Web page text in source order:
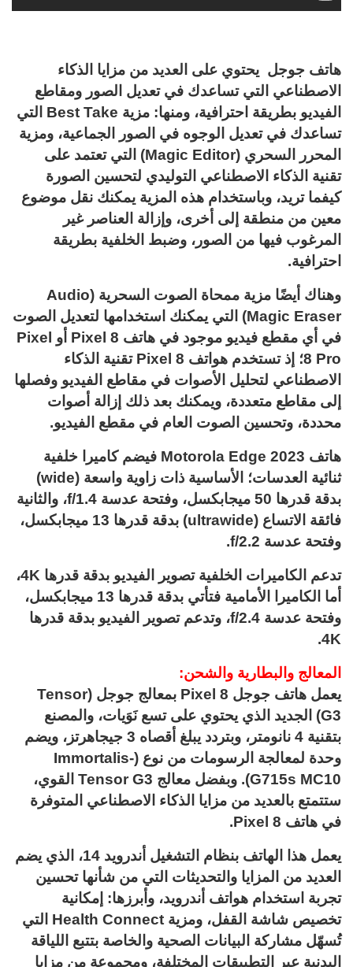
هاتف جوجل يحتوي على العديد من مزايا الذكاء
الاصطناعي التي تساعدك في تعديل الصور ومقاطع
الفيديو بطريقة احترافية، ومنها: مزية Best Take التي
تساعدك في تعديل الوجوه في الصور الجماعية، ومزية
المحرر السحري (Magic Editor) التي تعتمد على
تقنية الذكاء الاصطناعي التوليدي لتحسين الصورة
كيفما تريد، وباستخدام هذه المزية يمكنك نقل موضوع
معين من منطقة إلى أخرى، وإزالة العناصر غير
المرغوب فيها من الصور، وضبط الخلفية بطريقة
احترافية.
وهناك أيضًا مزية ممحاة الصوت السحرية (Audio
Magic Eraser) التي يمكنك استخدامها لتعديل الصوت
في أي مقطع فيديو موجود في هاتف Pixel 8 أو Pixel
8 Pro؛ إذ تستخدم هواتف Pixel 8 تقنية الذكاء
الاصطناعي لتحليل الأصوات في مقاطع الفيديو وفصلها
إلى مقاطع متعددة، ويمكنك بعد ذلك إزالة أصوات
محددة، وتحسين الصوت العام في مقطع الفيديو.
هاتف Motorola Edge 2023 فيضم كاميرا خلفية
ثنائية العدسات؛ الأساسية ذات زاوية واسعة (wide)
بدقة قدرها 50 ميجابكسل، وفتحة عدسة f/1.4، والثانية
فائقة الاتساع (ultrawide) بدقة قدرها 13 ميجابكسل،
وفتحة عدسة f/2.2.
تدعم الكاميرات الخلفية تصوير الفيديو بدقة قدرها 4K،
أما الكاميرا الأمامية فتأتي بدقة قدرها 13 ميجابكسل،
وفتحة عدسة f/2.4، وتدعم تصوير الفيديو بدقة قدرها
4K.
المعالج والبطارية والشحن:
يعمل هاتف جوجل Pixel 8 بمعالج جوجل (Tensor
G3) الجديد الذي يحتوي على تسع نَوَيات، والمصنع
بتقنية 4 نانومتر، وبتردد يبلغ أقصاه 3 جيجاهرتز، ويضم
وحدة لمعالجة الرسومات من نوع (Immortalis-
G715s MC10). وبفضل معالج Tensor G3 القوي،
ستتمتع بالعديد من مزايا الذكاء الاصطناعي المتوفرة
في هاتف Pixel 8.
يعمل هذا الهاتف بنظام التشغيل أندرويد 14، الذي يضم
العديد من المزايا والتحديثات التي من شأنها تحسين
تجربة استخدام هواتف أندرويد، وأبرزها: إمكانية
تخصيص شاشة القفل، ومزية Health Connect التي
تُسهّل مشاركة البيانات الصحية والخاصة بتتبع اللياقة
البدنية عبر التطبيقات المختلفة، ومجموعة من مزايا